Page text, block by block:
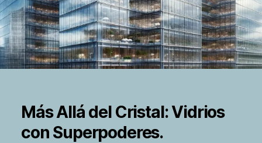
Más Allá del Cristal: Vidrios
con Superpoderes.